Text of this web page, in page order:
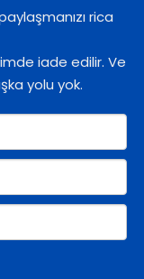
rica
iade edilir. Ve
yolu yok.